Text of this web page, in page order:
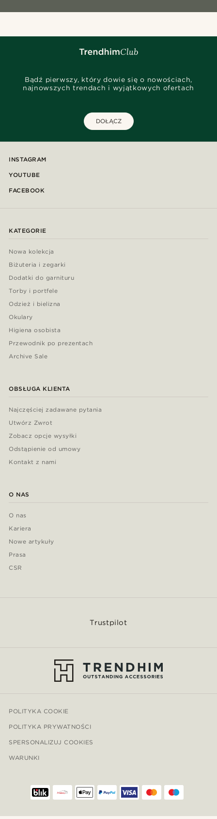
Bądź pierwszy, który dowie się o nowościach,
najnowszych trendach i wyjątkowych ofertach
DOŁĄCZ
INSTAGRAM
YOUTUBE
FACEBOOK
KATEGORIE
Nowa kolekcja
Biżuteria i zegarki
Dodatki do garnituru
Torby i portfele
Odzież i bielizna
Okulary
Higiena osobista
Przewodnik po prezentach
Archive Sale
OBSŁUGA KLIENTA
Najczęściej zadawane pytania
Utwórz Zwrot
Zobacz opcje wysyłki
Odstąpienie od umowy
Kontakt z nami
O NAS
O nas
Kariera
Nowe artykuły
Prasa
CSR
Trustpilot
POLITYKA COOKIE
POLITYKA PRYWATNOŚCI
SPERSONALIZUJ COOKIES
WARUNKI